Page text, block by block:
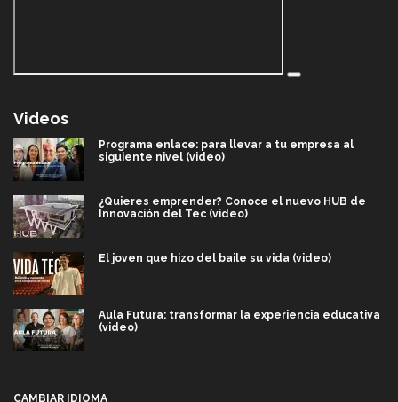
Videos
Programa enlace: para llevar a tu empresa al
siguiente nivel (video)
¿Quieres emprender? Conoce el nuevo HUB de
Innovación del Tec (video)
El joven que hizo del baile su vida (video)
Aula Futura: transformar la experiencia educativa
(video)
CAMBIAR IDIOMA